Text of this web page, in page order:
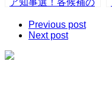
ア知事選！各候補の
Previous post
Next post